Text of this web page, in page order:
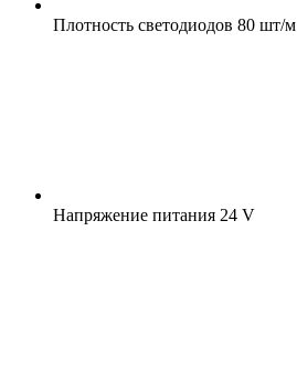
Плотность светодиодов 80 шт/м
Напряжение питания 24 V